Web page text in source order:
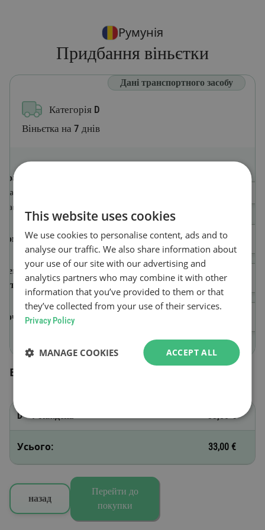
Румунія
Придбання віньєтки
Дані транспортного засобу
Категорія D
Віньєтка на 7 днів
Країна реєстрації
Країна, в якій зареєстровано
транспортний засіб
Номерний знак
Ідентифікаційний номер
авто (VIN)
Початок дії
Вибрані віньєтки
D - 1 тиждень 33,00 €
Усього: 33,00 €
назад
Перейти до
покупки
This website uses cookies
We use cookies to personalise content, ads and to
analyse our traffic. We also share information about
your use of our site with our advertising and
analytics partners who may combine it with other
information that you’ve provided to them or that
they’ve collected from your use of their services.
Privacy Policy
ACCEPT ALL
MANAGE COOKIES